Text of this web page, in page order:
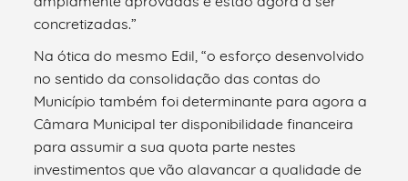
concretizadas.”
Na ótica do mesmo Edil, “o esforço desenvolvido
no sentido da consolidação das contas do
Município também foi determinante para agora a
Câmara Municipal ter disponibilidade financeira
para assumir a sua quota parte nestes
investimentos que vão alavancar a qualidade de